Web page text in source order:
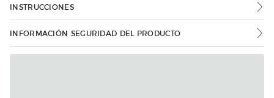
INSTRUCCIONES
INFORMACIÓN SEGURIDAD DEL PRODUCTO